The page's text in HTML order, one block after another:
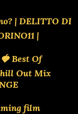
| DELITTO DI
|
Best Of
Out Mix
film